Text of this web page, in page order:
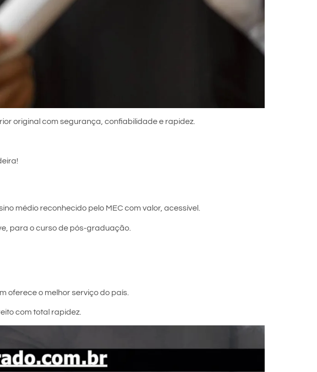
original com segurança, confiabilidade e rapidez.
médio reconhecido pelo MEC com valor, acessível.
para o curso de pós-graduação.
oferece o melhor serviço do país.
com total rapidez.